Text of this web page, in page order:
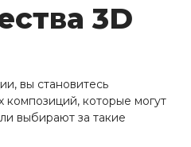
3D
вы становитесь
композиций, которые могут
выбирают за такие